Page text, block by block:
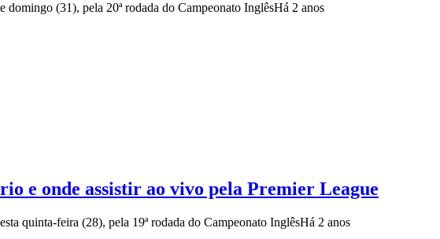
domingo (31), pela 20ª rodada do Campeonato InglêsHá 2 anos
e onde assistir ao vivo pela Premier League
quinta-feira (28), pela 19ª rodada do Campeonato InglêsHá 2 anos